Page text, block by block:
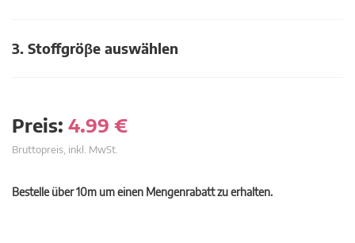
3. Stoffgröβe auswählen
Preis: 4.99 €
Bruttopreis, inkl. MwSt.
Bestelle über 10m um einen Mengenrabatt zu erhalten.